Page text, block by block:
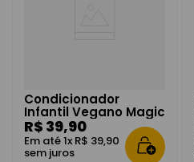
Condicionador
Infantil Vegano Magic
Candy 200ml
R$ 39,90
Em até1x R$ 39,90
sem juros